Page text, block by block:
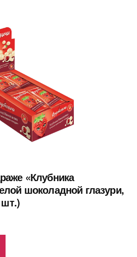
«Клубника
шоколадной глазури,
шт.)